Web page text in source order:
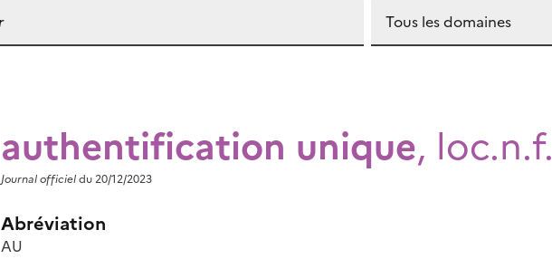
authentification unique, loc.n.f.
Journal officieldu 20/12/2023
Abréviation
AU